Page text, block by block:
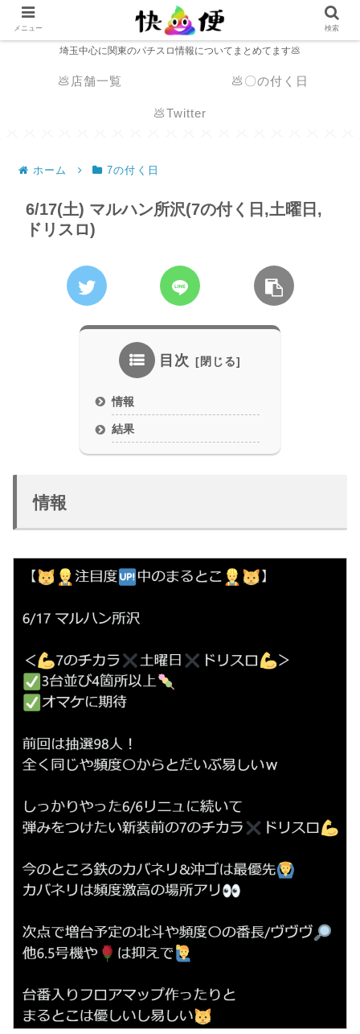
埼玉中心に関東のパチスロ情報についてまとめてます💩
💩店舗一覧 💩〇の付く日
💩Twitter
ホーム 7の付く日
6/17(土) マルハン所沢(7の付く日,土曜日,
ドリスロ)
目次
情報
結果
情報
メニュー 検索